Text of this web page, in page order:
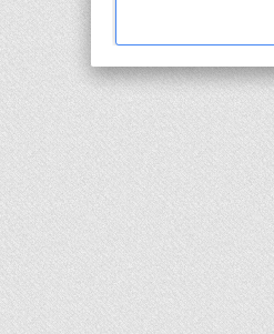
Nr. 14-20 / E 01118